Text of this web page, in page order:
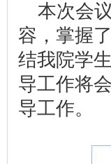
本次会
容，掌握
结我院学
导工作将
导工作。